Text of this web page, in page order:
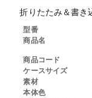
折りたたみ＆書き
型番
商品名
商品コード
ケースサイズ
素材
本体色